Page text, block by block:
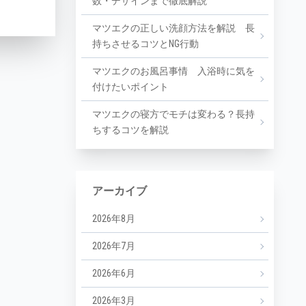
マツエクの正しい洗顔方法を解説 長
持ちさせるコツとNG行動
マツエクのお風呂事情 入浴時に気を
付けたいポイント
マツエクの寝方でモチは変わる？長持
ちするコツを解説
アーカイブ
2026年8月
2026年7月
2026年6月
2026年3月